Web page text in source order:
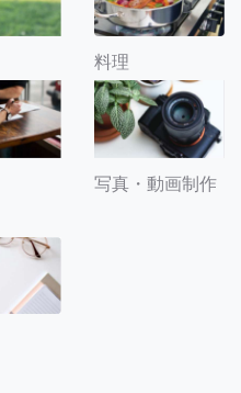
料理
写真・動画制作